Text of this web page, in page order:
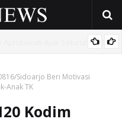
Ketenagakerjaan
Sidoarjo Beri Motivasi
Anak TK
Kodim